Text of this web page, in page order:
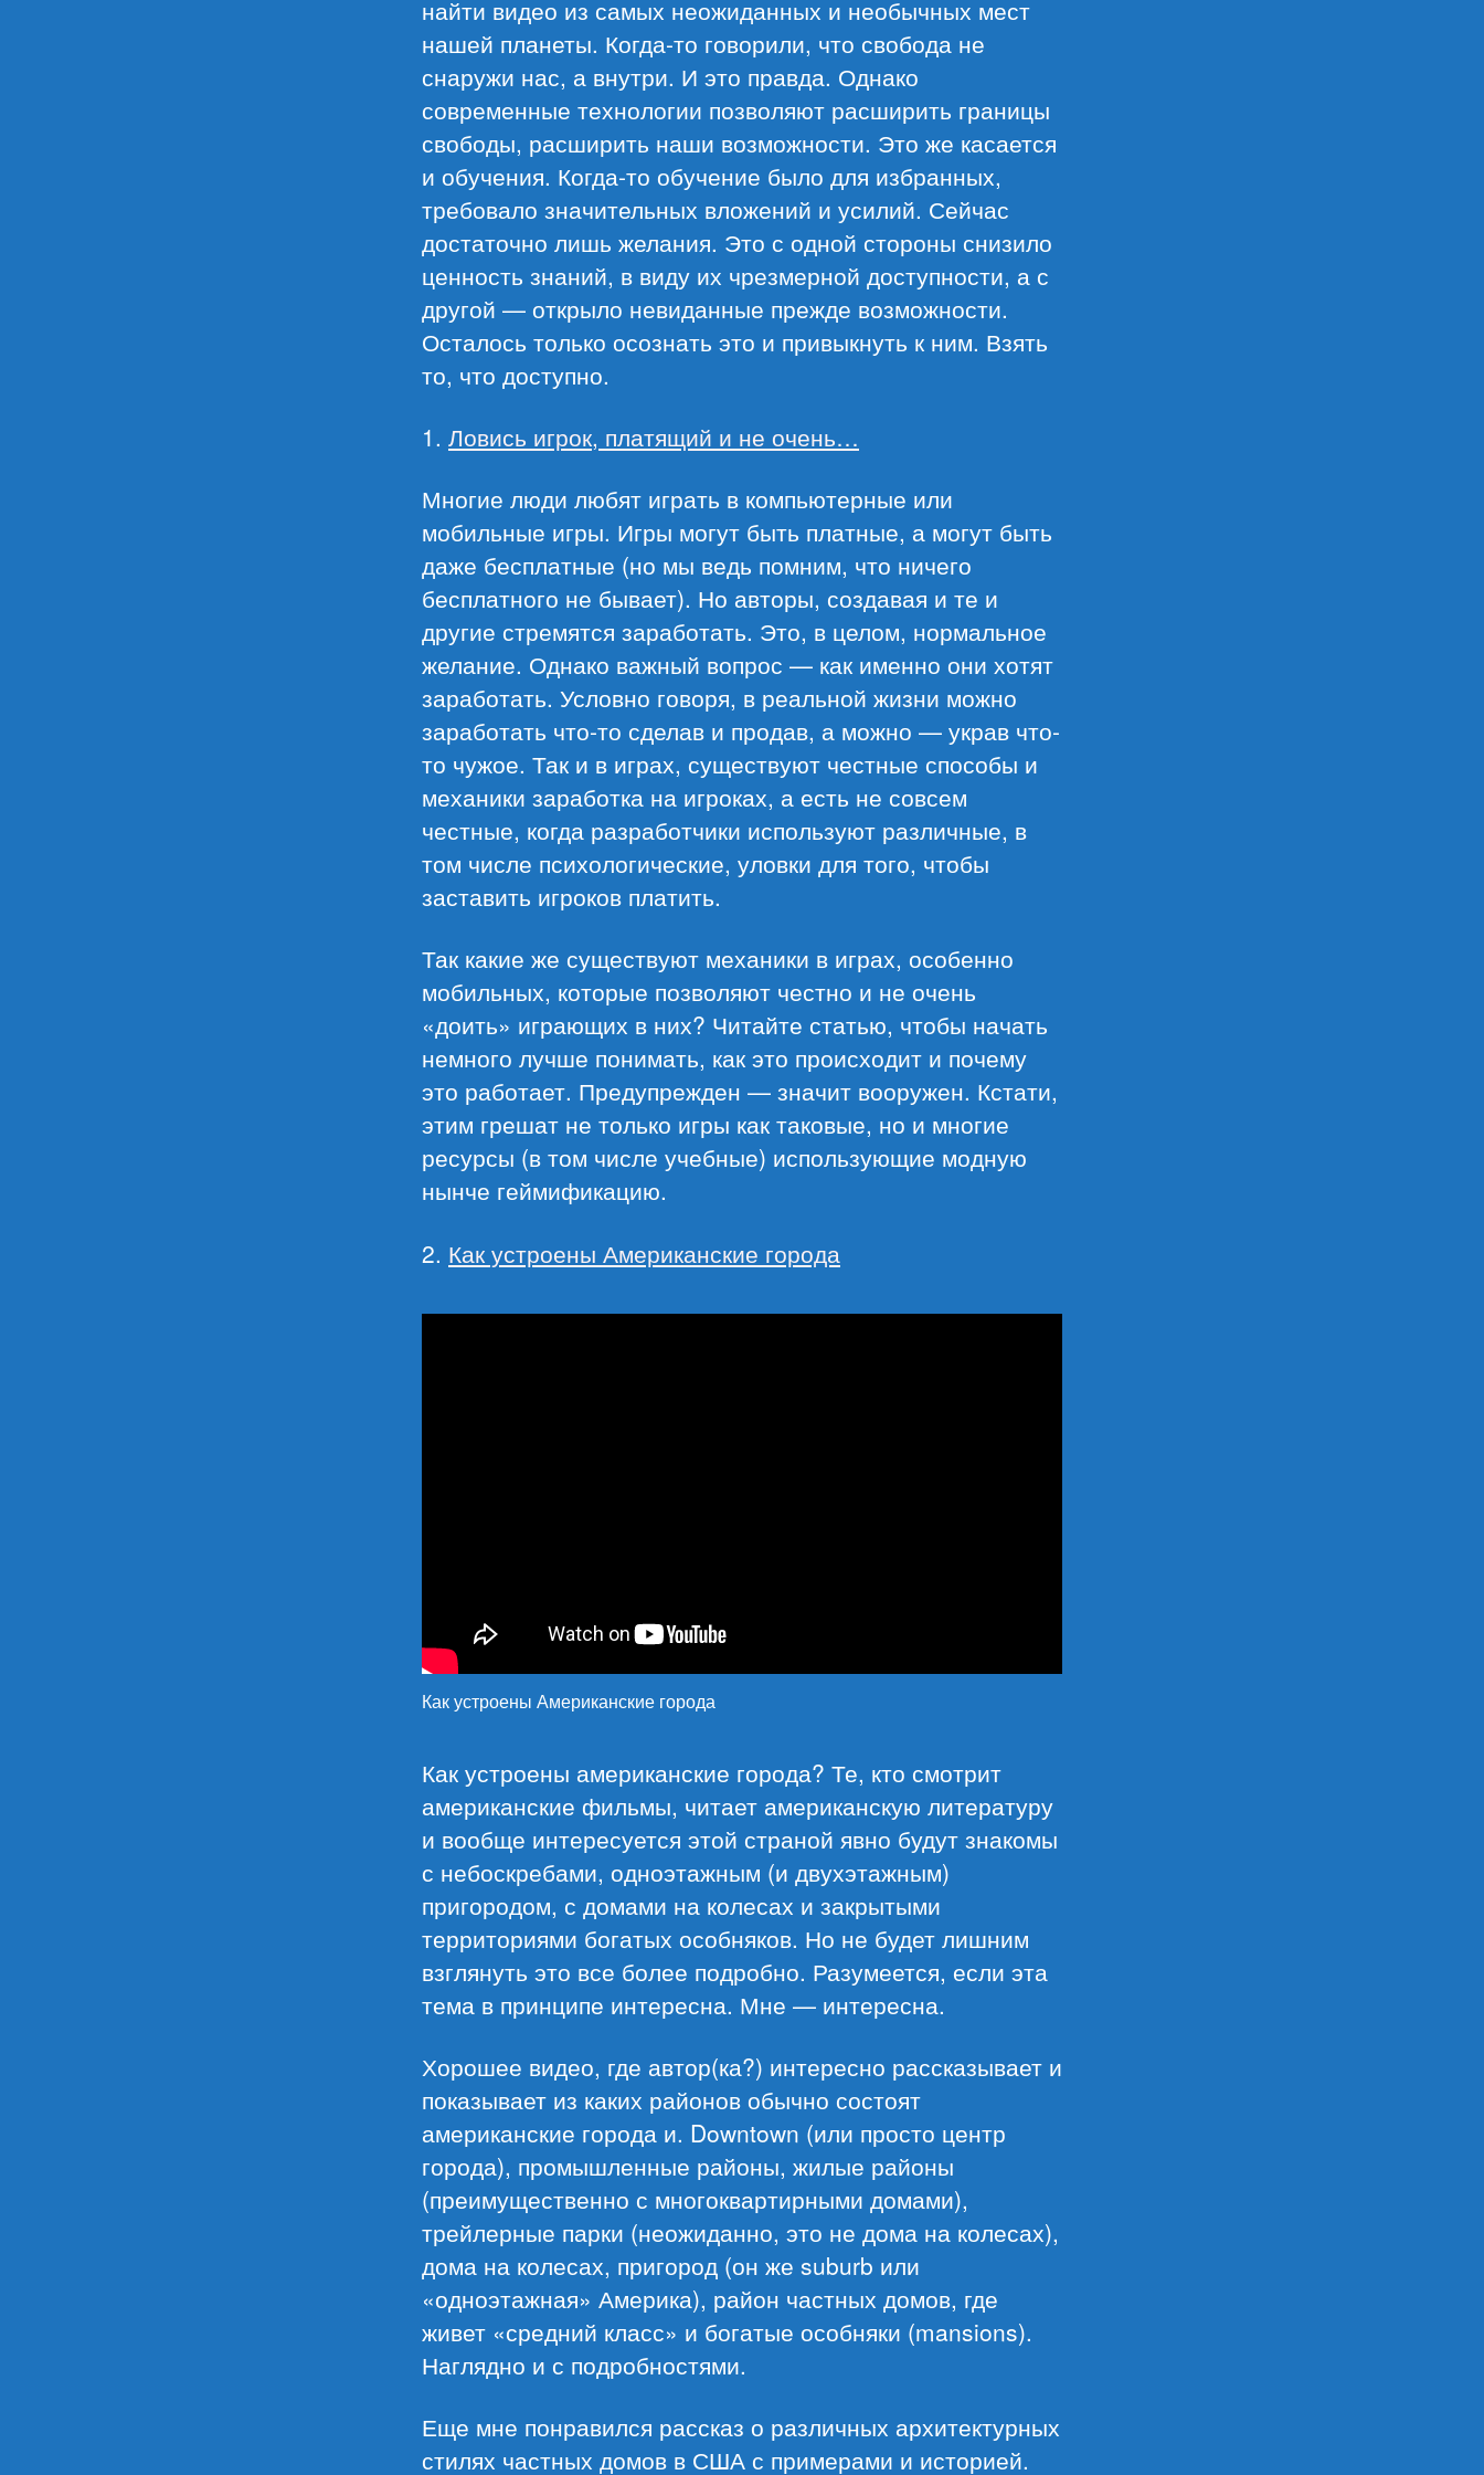
найти видео из самых неожиданных и необычных мест
нашей планеты. Когда-то говорили, что свобода не
снаружи нас, а внутри. И это правда. Однако
современные технологии позволяют расширить границы
свободы, расширить наши возможности. Это же касается
и обучения. Когда-то обучение было для избранных,
требовало значительных вложений и усилий. Сейчас
достаточно лишь желания. Это с одной стороны снизило
ценность знаний, в виду их чрезмерной доступности, а с
другой — открыло невиданные прежде возможности.
Осталось только осознать это и привыкнуть к ним. Взять
то, что доступно.
1. Ловись игрок, платящий и не очень…
Многие люди любят играть в компьютерные или
мобильные игры. Игры могут быть платные, а могут быть
даже бесплатные (но мы ведь помним, что ничего
бесплатного не бывает). Но авторы, создавая и те и
другие стремятся заработать. Это, в целом, нормальное
желание. Однако важный вопрос — как именно они хотят
заработать. Условно говоря, в реальной жизни можно
заработать что-то сделав и продав, а можно — украв что-
то чужое. Так и в играх, существуют честные способы и
механики заработка на игроках, а есть не совсем
честные, когда разработчики используют различные, в
том числе психологические, уловки для того, чтобы
заставить игроков платить.
Так какие же существуют механики в играх, особенно
мобильных, которые позволяют честно и не очень
«доить» играющих в них? Читайте статью, чтобы начать
немного лучше понимать, как это происходит и почему
это работает. Предупрежден — значит вооружен. Кстати,
этим грешат не только игры как таковые, но и многие
ресурсы (в том числе учебные) использующие модную
нынче геймификацию.
2. Как устроены Американские города
Как устроены Американские города
Как устроены американские города? Те, кто смотрит
американские фильмы, читает американскую литературу
и вообще интересуется этой страной явно будут знакомы
с небоскребами, одноэтажным (и двухэтажным)
пригородом, с домами на колесах и закрытыми
территориями богатых особняков. Но не будет лишним
взглянуть это все более подробно. Разумеется, если эта
тема в принципе интересна. Мне — интересна.
Хорошее видео, где автор(ка?) интересно рассказывает и
показывает из каких районов обычно состоят
американские города и. Downtown (или просто центр
города), промышленные районы, жилые районы
(преимущественно с многоквартирными домами),
трейлерные парки (неожиданно, это не дома на колесах),
дома на колесах, пригород (он же suburb или
«одноэтажная» Америка), район частных домов, где
живет «средний класс» и богатые особняки (mansions).
Наглядно и с подробностями.
Еще мне понравился рассказ о различных архитектурных
стилях частных домов в США с примерами и историей.